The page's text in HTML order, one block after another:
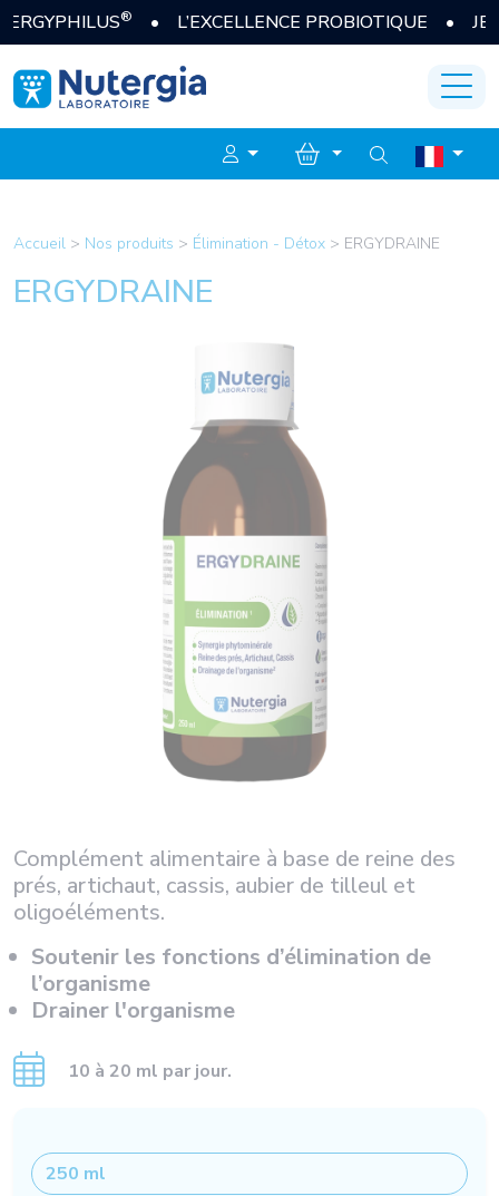
® • L’EXCELLENCE PROBIOTIQUE • JE
Accueil > Nos produits > Élimination - Détox > ERGYDRAINE
ERGYDRAINE
Complément alimentaire à base de reine des
prés, artichaut, cassis, aubier de tilleul et
oligoéléments.
Soutenir les fonctions d’élimination de
l’organisme
Drainer l'organisme
10 à 20 ml par jour.